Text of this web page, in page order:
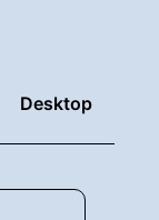
Desktop